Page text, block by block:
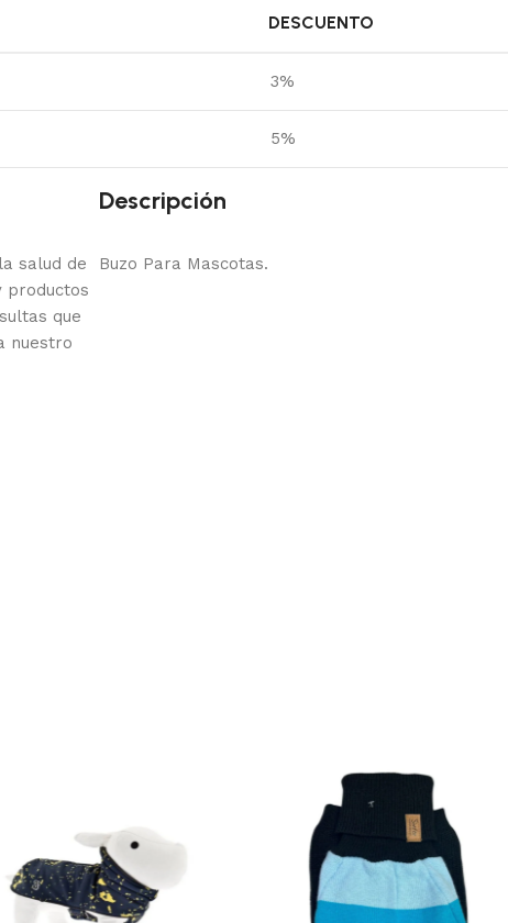
DESCUENTO
3%
5%
salud de
productos
que
nuestro
Descripción
Buzo Para Mascotas.